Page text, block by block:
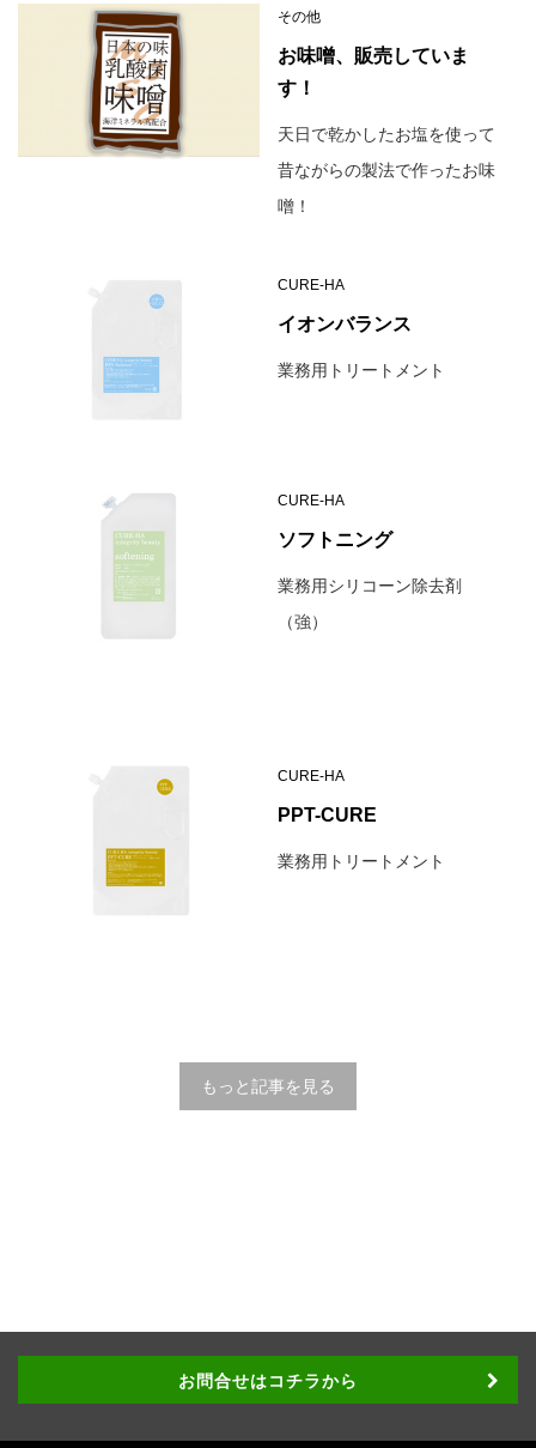
その他
お味噌、販売していま
す！
天日で乾かしたお塩を使って
昔ながらの製法で作ったお味
噌！
CURE-HA
イオンバランス
業務用トリートメント
CURE-HA
ソフトニング
業務用シリコーン除去剤
（強）
CURE-HA
PPT-CURE
業務用トリートメント
もっと記事を見る
お問合せはコチラから